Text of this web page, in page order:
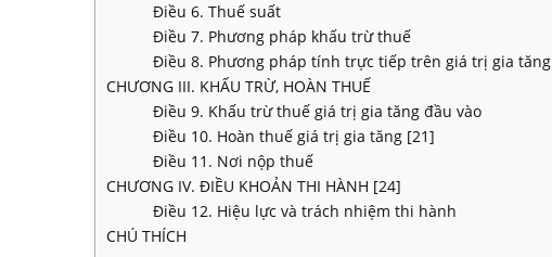
Điều 6. Thuế suất
Điều 7. Phương pháp khấu trừ thuế
Điều 8. Phương pháp tính trực tiếp trên giá trị gia tăng
CHƯƠNG III. KHẤU TRỪ, HOÀN THUẾ
Điều 9. Khấu trừ thuế giá trị gia tăng đầu vào
Điều 10. Hoàn thuế giá trị gia tăng [21]
Điều 11. Nơi nộp thuế
CHƯƠNG IV. ĐIỀU KHOẢN THI HÀNH [24]
Điều 12. Hiệu lực và trách nhiệm thi hành
CHÚ THÍCH